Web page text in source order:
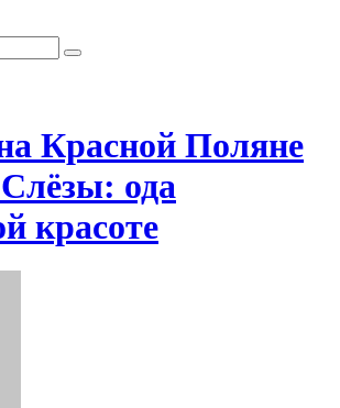
Красной Поляне
ода
красоте